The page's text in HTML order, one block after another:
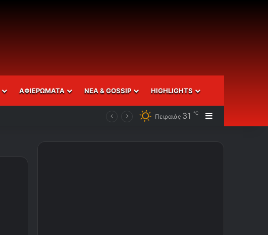
ΑΦΙΕΡΩΜΑΤΑ ΝΕΑ & GOSSIP HIGHLIGHTS
Πειραιάς 31 ℃